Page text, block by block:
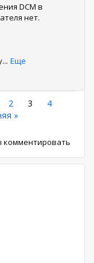
DCM в
нет.
... Еще
Страница
2
Текущая
3 Страница
4
»
комментировать